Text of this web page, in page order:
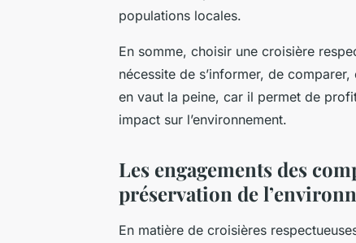
populations locales.
En somme, choisir une croisière
nécessite de s’informer, de
en vaut la peine, car il permet de
impact sur l’environnement.
Les engagements des
préservation de
En matière de croisières